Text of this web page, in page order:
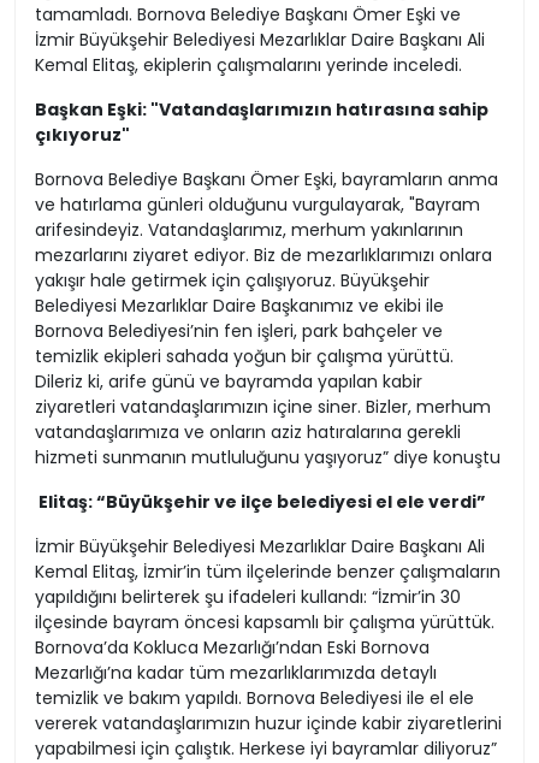
tamamladı. Bornova Belediye Başkanı Ömer Eşki ve
İzmir Büyükşehir Belediyesi Mezarlıklar Daire Başkanı Ali
Kemal Elitaş, ekiplerin çalışmalarını yerinde inceledi.
Başkan Eşki: "Vatandaşlarımızın hatırasına sahip
çıkıyoruz"
Bornova Belediye Başkanı Ömer Eşki, bayramların anma
ve hatırlama günleri olduğunu vurgulayarak, "Bayram
arifesindeyiz. Vatandaşlarımız, merhum yakınlarının
mezarlarını ziyaret ediyor. Biz de mezarlıklarımızı onlara
yakışır hale getirmek için çalışıyoruz. Büyükşehir
Belediyesi Mezarlıklar Daire Başkanımız ve ekibi ile
Bornova Belediyesi’nin fen işleri, park bahçeler ve
temizlik ekipleri sahada yoğun bir çalışma yürüttü.
Dileriz ki, arife günü ve bayramda yapılan kabir
ziyaretleri vatandaşlarımızın içine siner. Bizler, merhum
vatandaşlarımıza ve onların aziz hatıralarına gerekli
hizmeti sunmanın mutluluğunu yaşıyoruz” diye konuştu
Elitaş: “Büyükşehir ve ilçe belediyesi el ele verdi”
İzmir Büyükşehir Belediyesi Mezarlıklar Daire Başkanı Ali
Kemal Elitaş, İzmir’in tüm ilçelerinde benzer çalışmaların
yapıldığını belirterek şu ifadeleri kullandı: “İzmir’in 30
ilçesinde bayram öncesi kapsamlı bir çalışma yürüttük.
Bornova’da Kokluca Mezarlığı’ndan Eski Bornova
Mezarlığı’na kadar tüm mezarlıklarımızda detaylı
temizlik ve bakım yapıldı. Bornova Belediyesi ile el ele
vererek vatandaşlarımızın huzur içinde kabir ziyaretlerini
yapabilmesi için çalıştık. Herkese iyi bayramlar diliyoruz”